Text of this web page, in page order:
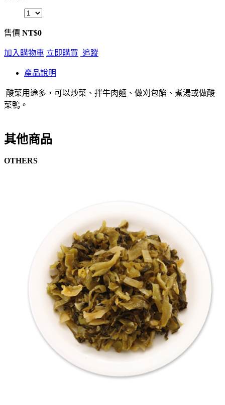
售價 NT$0
加入購物車 立即購買 追蹤
產品說明
酸菜用途多，可以炒菜、拌牛肉麵、做刈包餡、煮湯或做酸
菜鴨。
其他商品
OTHERS